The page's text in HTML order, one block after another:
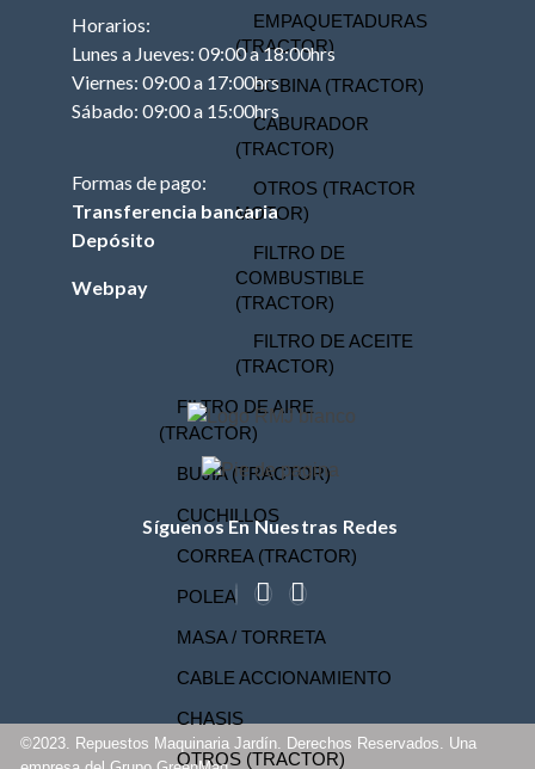
EMPAQUETADURAS
(TRACTOR)
BOBINA (TRACTOR)
CABURADOR
(TRACTOR)
OTROS (TRACTOR
MOTOR)
FILTRO DE
COMBUSTIBLE
(TRACTOR)
FILTRO DE ACEITE
(TRACTOR)
FILTRO DE AIRE
(TRACTOR)
BUJIA (TRACTOR)
CUCHILLOS
CORREA (TRACTOR)
POLEA
MASA / TORRETA
CABLE ACCIONAMIENTO
CHASIS
OTROS (TRACTOR)
Horarios:
Lunes a Jueves: 09:00 a 18:00hrs
Viernes: 09:00 a 17:00hrs
Sábado: 09:00 a 15:00hrs
Formas de pago:
Transferencia bancaria
Depósito
Webpay
Síguenos En Nuestras Redes
©2023. Repuestos Maquinaria Jardín. Derechos Reservados. Una